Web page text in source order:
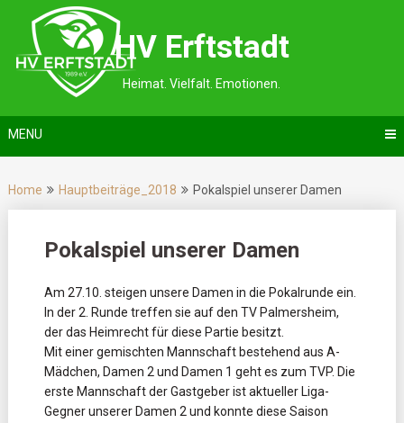
content
HV Erftstadt
Heimat. Vielfalt. Emotionen.
MENU
Home Hauptbeiträge_2018 Pokalspiel unserer Damen
Pokalspiel unserer Damen
Am 27.10. steigen unsere Damen in die Pokalrunde ein.
In der 2. Runde treffen sie auf den TV Palmersheim,
der das Heimrecht für diese Partie besitzt.
Mit einer gemischten Mannschaft bestehend aus A-
Mädchen, Damen 2 und Damen 1 geht es zum TVP. Die
erste Mannschaft der Gastgeber ist aktueller Liga-
Gegner unserer Damen 2 und konnte diese Saison